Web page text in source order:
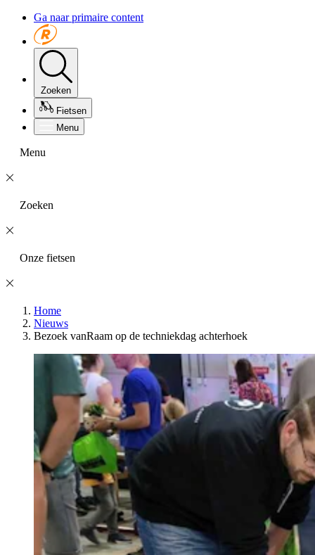
Ga naar primaire content
Zoeken
Fietsen
Menu
Menu
Zoeken
Onze fietsen
Home
Nieuws
Bezoek vanRaam op de techniekdag achterhoek